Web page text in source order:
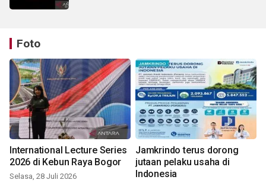
Foto
International Lecture Series
2026 di Kebun Raya Bogor
Selasa, 28 Juli 2026
Jamkrindo terus dorong
jutaan pelaku usaha di
Indonesia